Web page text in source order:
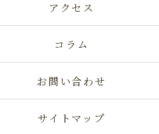
アクセス
コラム
お問い合わせ
サイトマップ